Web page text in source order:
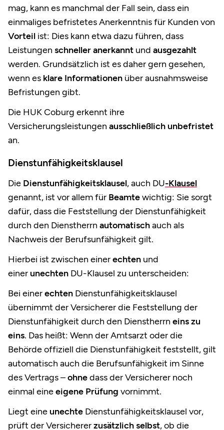
mag, kann es manchmal der Fall sein, dass ein
einmaliges befristetes Anerkenntnis für Kunden von
Vorteil ist: Dies kann etwa dazu führen, dass
Leistungen schneller anerkannt und ausgezahlt
werden. Grundsätzlich ist es daher gern gesehen,
wenn es klare Informationen über ausnahmsweise
Befristungen gibt.
Die HUK Coburg erkennt ihre
Versicherungsleistungen ausschließlich unbefristet
an.
Dienstunfähigkeitsklausel
Die Dienstunfähigkeitsklausel, auch DU-Klausel
genannt, ist vor allem für Beamtewichtig: Sie sorgt
dafür, dass die Feststellung der Dienstunfähigkeit
durch den Dienstherrn automatischauch als
Nachweis der Berufsunfähigkeit gilt.
Hierbei ist zwischen einerechten und
einer unechten DU-Klausel zu unterscheiden:
Bei einerechten Dienstunfähigkeitsklausel
übernimmt der Versicherer die Feststellung der
Dienstunfähigkeit durch den Dienstherrn eins zu
eins. Das heißt: Wenn der Amtsarzt oder die
Behörde offiziell die Dienstunfähigkeit feststellt, gilt
automatisch auch die Berufsunfähigkeit im Sinne
des Vertrags –ohnedass der Versicherer noch
einmal eineeigene Prüfung vornimmt.
Liegt eine unechte Dienstunfähigkeitsklausel vor,
prüft der Versichererzusätzlichselbst, ob die